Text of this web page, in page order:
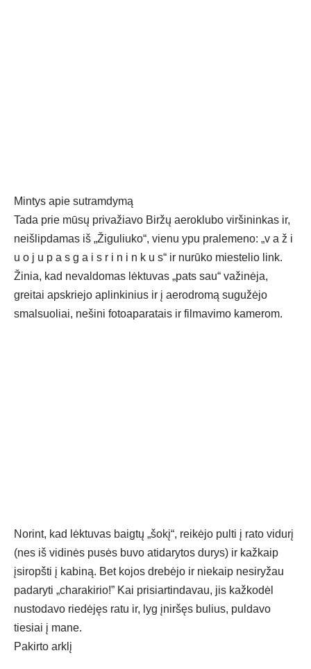
Mintys apie sutramdymą
Tada prie mūsų privažiavo Biržų aeroklubo viršininkas ir,
neišlipdamas iš „Žiguliuko“, vienu ypu pralemeno: „v a ž i
u o j u p a s g a i s r i n i n k u s“ ir nurūko miestelio link.
Žinia, kad nevaldomas lėktuvas „pats sau“ važinėja,
greitai apskriejo aplinkinius ir į aerodromą sugužėjo
smalsuoliai, nešini fotoaparatais ir filmavimo kamerom.
Norint, kad lėktuvas baigtų „šokį“, reikėjo pulti į rato vidurį
(nes iš vidinės pusės buvo atidarytos durys) ir kažkaip
įsiropšti į kabiną. Bet kojos drebėjo ir niekaip nesiryžau
padaryti „charakirio!” Kai prisiartindavau, jis kažkodėl
nustodavo riedėjęs ratu ir, lyg įniršęs bulius, puldavo
tiesiai į mane.
Pakirto arklį